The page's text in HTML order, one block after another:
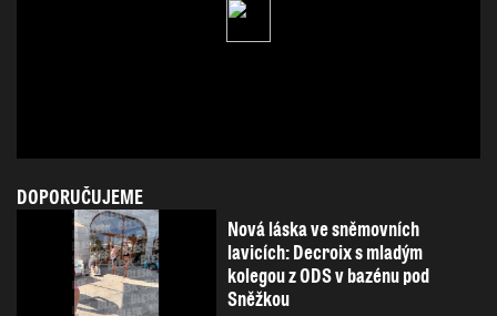
DOPORUČUJEME
Nová láska ve sněmovních
lavicích: Decroix s mladým
kolegou z ODS v bazénu pod
Sněžkou